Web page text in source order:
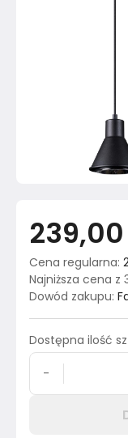
239,00
Cena regularna:
Najniższa cena z
Dowód zakupu:
Dostępna ilość
-